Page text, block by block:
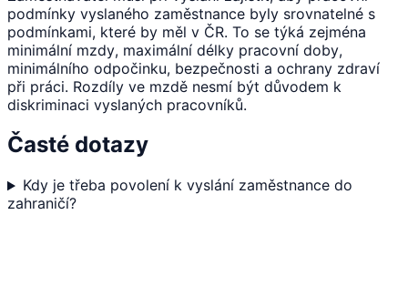
podmínky vyslaného zaměstnance byly srovnatelné s
podmínkami, které by měl v ČR. To se týká zejména
minimální mzdy, maximální délky pracovní doby,
minimálního odpočinku, bezpečnosti a ochrany zdraví
při práci. Rozdíly ve mzdě nesmí být důvodem k
diskriminaci vyslaných pracovníků.
Časté dotazy
Kdy je třeba povolení k vyslání zaměstnance do
zahraničí?